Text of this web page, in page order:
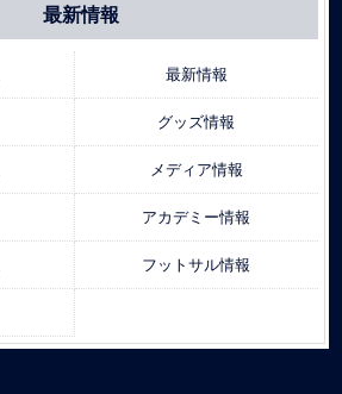
最新情報
最新情報
グッズ情報
メディア情報
アカデミー情報
フットサル情報